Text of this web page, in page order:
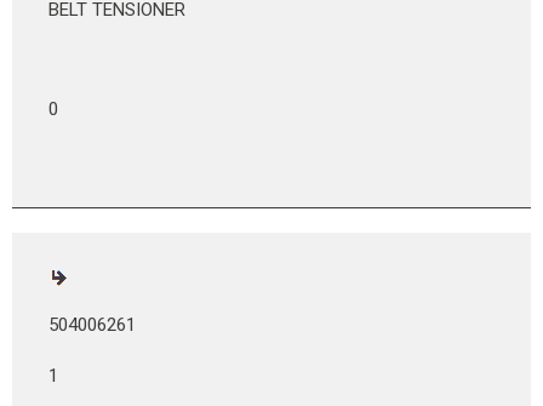
BELT TENSIONER
0
504006261
1